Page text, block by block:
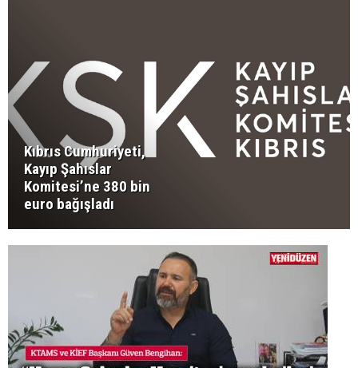
Kıbrıs Cumhuriyeti,
Kayıp Şahıslar
Komitesi’ne 380 bin
euro bağışladı